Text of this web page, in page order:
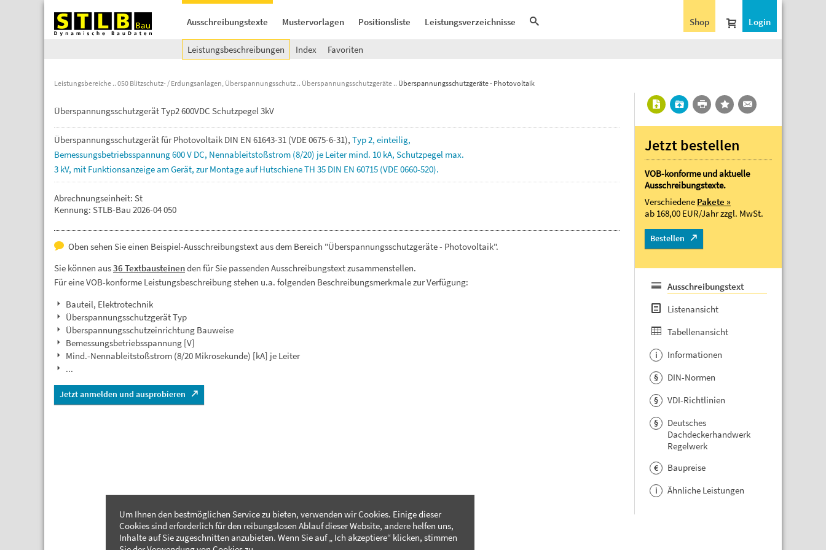
Ausschreibungstexte Mustervorlagen Positionsliste Leistungsverzeichnisse Login
Shop
Leistungsbeschreibungen Index Favoriten
Leistungsbereiche 050 Blitzschutz- / Erdungsanlagen, Überspannungsschutz Überspannungsschutzgeräte Überspannungsschutzgeräte - Photovoltaik
Überspannungsschutzgerät Typ2 600VDC Schutzpegel 3kV
ÜberspannungsschutzgerätfürPhotovoltaik DIN EN 61643-31 (VDE0675-6-31), Typ2, einteilig,
Bemessungsbetriebsspannung600V DC, Nennableitstoßstrom (8/20) je Leitermind. 10 kA, Schutzpegel max.
3 kV, mit FunktionsanzeigeamGerät, zurMontageaufHutschieneTH 35 DIN EN 60715 (VDE0660-520).
Abrechnungseinheit: St
Kennung: STLB-Bau 2026-04 050
Oben sehen Sie einen Beispiel-Ausschreibungstext aus dem Bereich "Überspannungsschutzgeräte - Photovoltaik".
Sie können aus36 Textbausteinenden für Sie passenden Ausschreibungstext zusammenstellen.
Für eine VOB-konforme Leistungsbeschreibung stehen u.a. folgenden Beschreibungsmerkmale zur Verfügung:
Bauteil, Elektrotechnik
Überspannungsschutzgerät Typ
Überspannungsschutzeinrichtung Bauweise
Bemessungsbetriebsspannung [V]
Mind.-Nennableitstoßstrom (8/20 Mikrosekunde) [kA] je Leiter
...
Jetzt anmelden und ausprobieren
Jetzt bestellen
VOB-konforme und aktuelle
Ausschreibungstexte.
Verschiedene Pakete »
ab 168,00 EUR/Jahrzzgl. MwSt.
Bestellen
Ausschreibungstext
Listenansicht
Tabellenansicht
i Informationen
§ DIN-Normen
§ VDI-Richtlinien
§
Deutsches
Dachdeckerhandwerk
Regelwerk
€ Baupreise
i Ähnliche Leistungen
Um Ihnen den bestmöglichen Service zu bieten, verwenden wir Cookies. Einige dieser
Cookies sind erforderlich für den reibungslosen Ablauf dieser Website, andere helfen uns,
Inhalte auf Sie zugeschnitten anzubieten. Wenn Sie auf „ Ich akzeptiere“ klicken, stimmen